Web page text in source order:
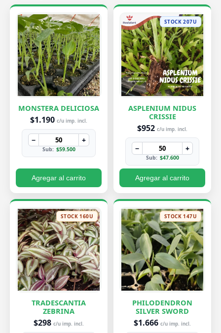
MONSTERA DELICIOSA
$1.190 c/u imp. incl.
− +
Sub: $59.500
Agregar al carrito
STOCK 207U
ASPLENIUM NIDUS
CRISSIE
$952 c/u imp. incl.
− +
Sub: $47.600
Agregar al carrito
STOCK 160U
TRADESCANTIA
ZEBRINA
$298 c/u imp. incl.
STOCK 147U
PHILODENDRON
SILVER SWORD
$1.666 c/u imp. incl.